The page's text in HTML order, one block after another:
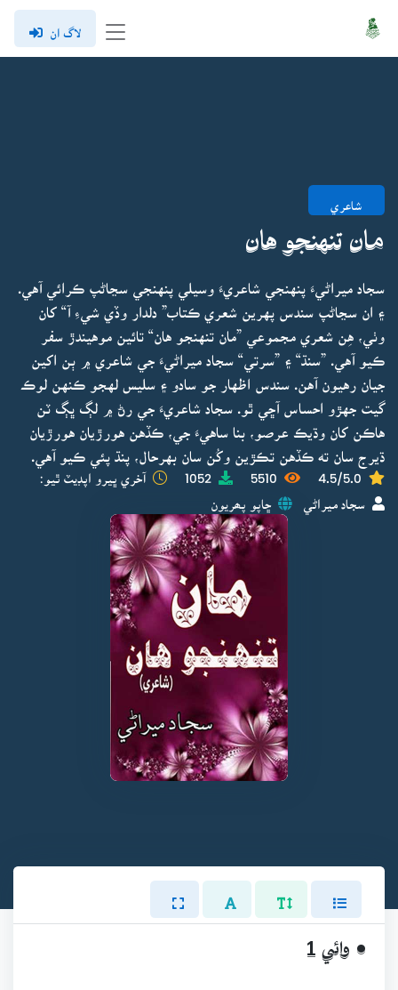
لاگ ان
شاعري
مان تنهنجو هان
سجاد ميراڻيءَ پنهنجي شاعريءَ وسيلي پنهنجي سڃاڻپ ڪرائي آهي.
۽ ان سڃاڻپ سندس پهرين شعري ڪتاب” دلدار وڏي شيءِ آ“ کان
وٺي، هِن شعري مجموعي ”مان تنهنجو هان“ تائين موهيندڙ سفر
ڪيو آهي. ”سنڌ“ ۽ ”سرتي“ سجاد ميراڻيءَ جي شاعري ۾ ٻن اکين
جيان رهيون آهن. سندس اظهار جو سادو ۽ سليس لهجو ڪنهن لوڪ
گيت جهڙو احساس آڇي ٿو. سجاد شاعريءَ جي رڻ ۾ لڳ ڀڳ ٽن
هاڪن کان وڌيڪ عرصو، بنا ساهيءَ جي، ڪڏهن هورڙيان هورڙيان
ڌيرج سان ته ڪڏهن تڪڙين وکُن سان بهرحال، پنڌ پئي ڪيو آهي.
4.5/5.0
5510
1052 آخري ڀيرو اپڊيٽ ٿيو:
سجاد ميراڻي ڇاپو پھريون
• وائي 1